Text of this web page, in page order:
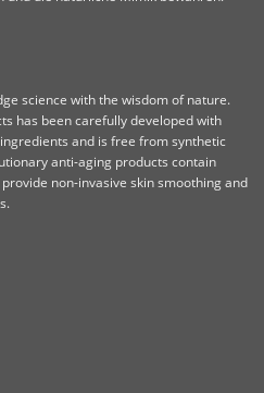
science with the wisdom of nature.
has been carefully developed with
and is free from synthetic
anti-aging products contain
non-invasive skin smoothing and